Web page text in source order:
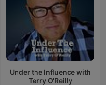
Under the Influence with
Terry O'Reilly